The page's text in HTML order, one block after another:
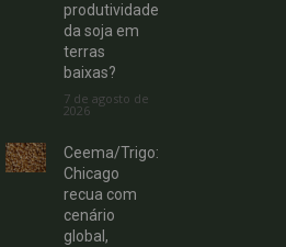
produtividade
da soja em
terras
baixas?
7 de agosto de
2026
Ceema/Trigo:
Chicago
recua com
cenário
global,